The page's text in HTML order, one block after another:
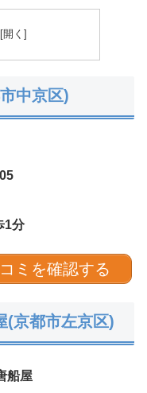
中京区)
1分
ミを確認する
(京都市左京区)
船屋